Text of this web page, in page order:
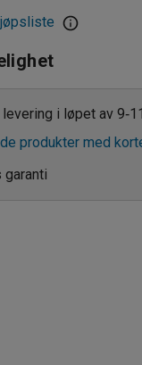
i løpet av 9‑
produkter med
garanti